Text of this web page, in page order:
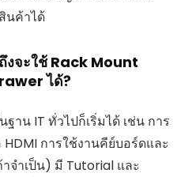
นค้าได้
งจะใช้ Rack Mount
ได้?
าน IT ทั่วไปก็เริ่มได้ เช่น การ
การใช้งานคีย์บอร์ดและ
จำเป็น) มี Tutorial และ